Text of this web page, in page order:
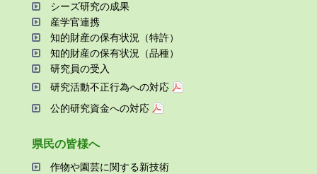
シーズ研究の成果
産学官連携
知的財産の保有状況（特許）
知的財産の保有状況（品種）
研究員の受⼊
研究活動不正⾏為への対応
公的研究資金への対応
県⺠の皆様へ
作物や園芸に関する新技術